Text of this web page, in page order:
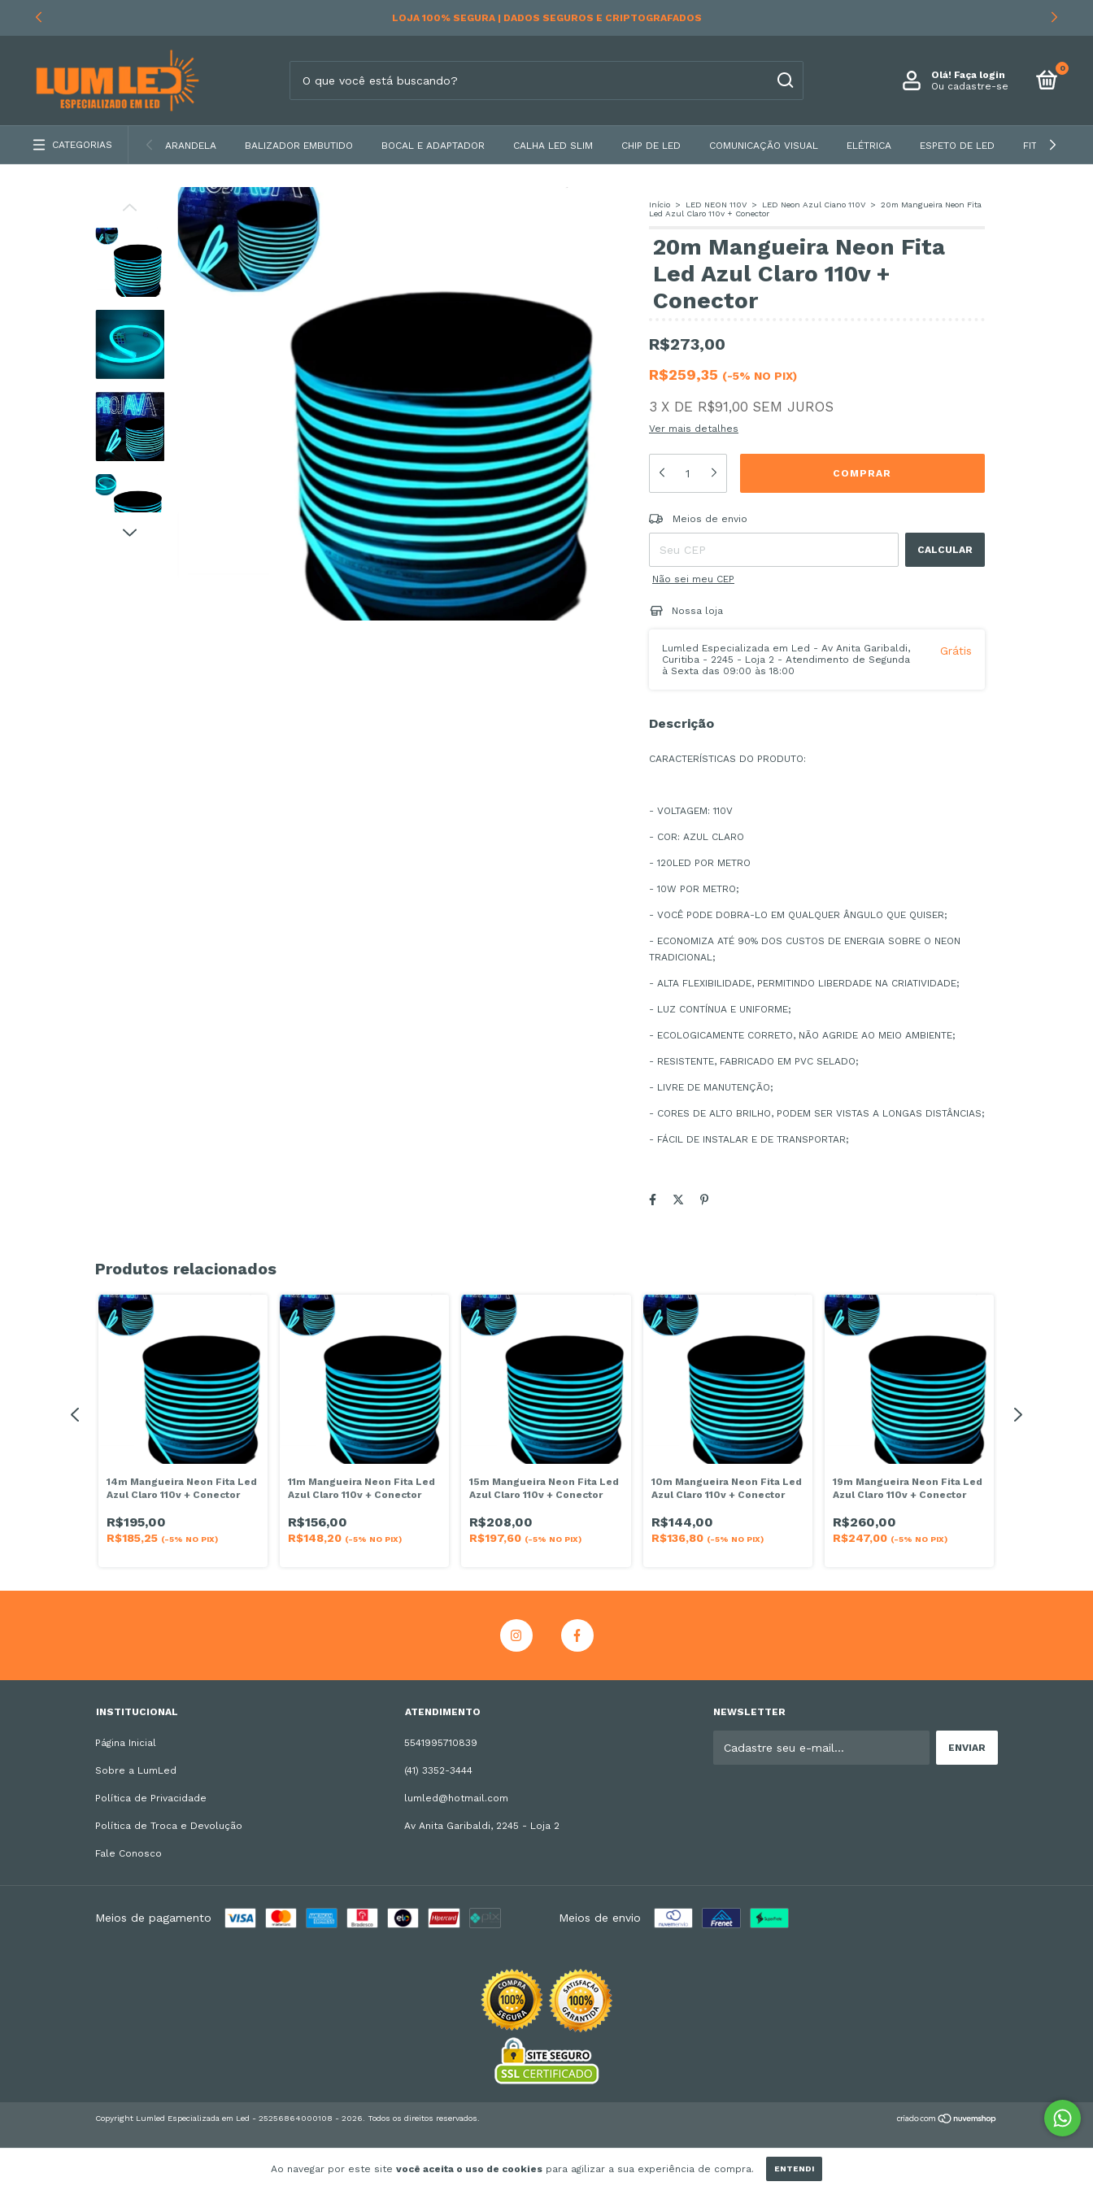
RECEBA EM CASA | ENVIAMOS PARA TODO O BRASIL
Olá! Faça login
Ou cadastre-se
0
CATEGORIAS ARANDELA BALIZADOR EMBUTIDO BOCAL E ADAPTADOR CALHA LED SLIM CHIP DE LED COMUNICAÇÃO VISUAL ELÉTRICA ESPETO DE LED FITA DE LED
Ao navegar por este site você aceita o uso de cookies para agilizar a sua experiência de compra. ENTENDI
Início > LED NEON 110V > LED Neon Azul Ciano 110V >
20m Mangueira Neon Fita
Led Azul Claro 110v + Conector
20m Mangueira Neon Fita
Led Azul Claro 110v +
Conector
R$273,00
R$259,35 (-5% NO PIX)
3 X DE R$91,00 SEM JUROS
Ver mais detalhes
Entregas para o CEP:
Meios de envio
CALCULAR
Não sei meu CEP
Nossa loja
Lumled Especializada em Led - Av Anita Garibaldi,
Curitiba - 2245 - Loja 2 - Atendimento de Segunda
à Sexta das 09:00 às 18:00
Grátis
Descrição
CARACTERÍSTICAS DO PRODUTO:
- VOLTAGEM: 110V
- COR: AZUL CLARO
- 120LED POR METRO
- 10W POR METRO;
- VOCÊ PODE DOBRA-LO EM QUALQUER ÂNGULO QUE QUISER;
- ECONOMIZA ATÉ 90% DOS CUSTOS DE ENERGIA SOBRE O NEON
TRADICIONAL;
- ALTA FLEXIBILIDADE, PERMITINDO LIBERDADE NA CRIATIVIDADE;
- LUZ CONTÍNUA E UNIFORME;
- ECOLOGICAMENTE CORRETO, NÃO AGRIDE AO MEIO AMBIENTE;
- RESISTENTE, FABRICADO EM PVC SELADO;
- LIVRE DE MANUTENÇÃO;
- CORES DE ALTO BRILHO, PODEM SER VISTAS A LONGAS DISTÂNCIAS;
- FÁCIL DE INSTALAR E DE TRANSPORTAR;
Produtos relacionados
14m Mangueira Neon Fita Led
Azul Claro 110v + Conector
R$195,00
R$185,25 (-5% NO PIX)
11m Mangueira Neon Fita Led
Azul Claro 110v + Conector
R$156,00
R$148,20 (-5% NO PIX)
15m Mangueira Neon Fita Led
Azul Claro 110v + Conector
R$208,00
R$197,60 (-5% NO PIX)
10m Mangueira Neon Fita Led
Azul Claro 110v + Conector
R$144,00
R$136,80 (-5% NO PIX)
19m Mangueira Neon Fita Led
Azul Claro 110v + Conector
R$260,00
R$247,00 (-5% NO PIX)
INSTITUCIONAL
Página Inicial
Sobre a LumLed
Política de Privacidade
Política de Troca e Devolução
Fale Conosco
ATENDIMENTO
5541995710839
(41) 3352-3444
lumled@hotmail.com
Av Anita Garibaldi, 2245 - Loja 2
NEWSLETTER
Meios de pagamento Meios de envio
Copyright Lumled Especializada em Led - 25256864000108 - 2026. Todos os direitos reservados.